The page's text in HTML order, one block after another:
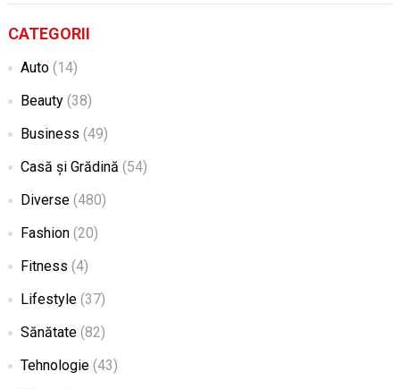
CATEGORII
Auto(14)
Beauty(38)
Business (49)
Casă și Grădină (54)
Diverse(480)
Fashion(20)
Fitness (4)
Lifestyle(37)
Sănătate(82)
Tehnologie(43)